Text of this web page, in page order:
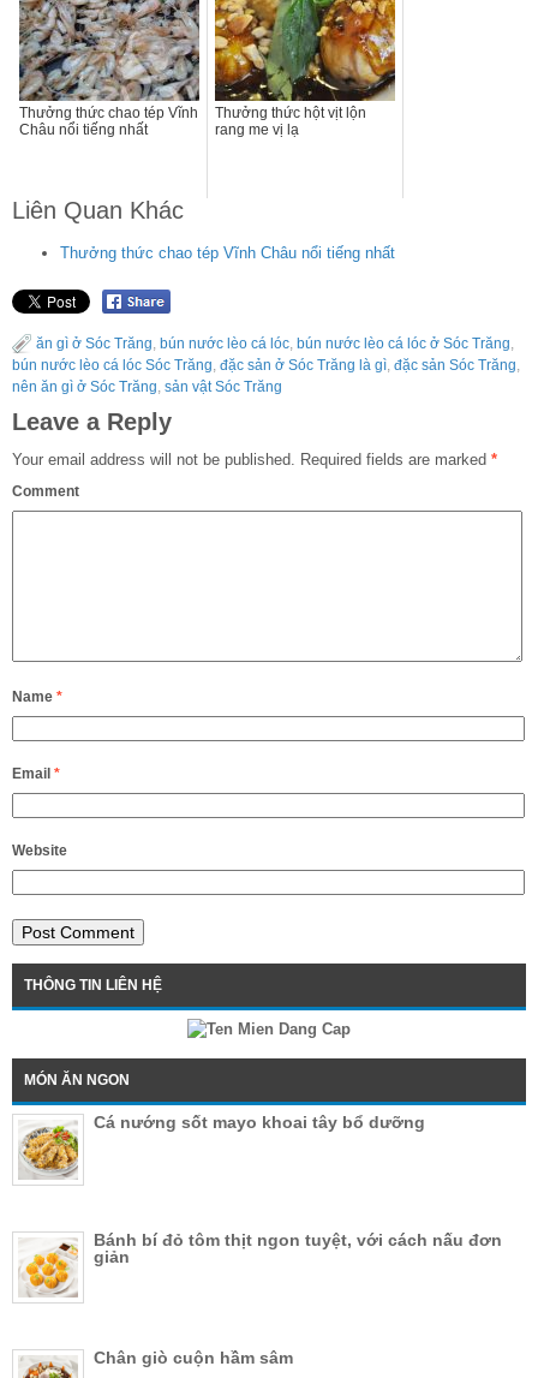
Thưởng thức chao tép Vĩnh
Châu nổi tiếng nhất
Thưởng thức hột vịt lộn
rang me vị lạ
Liên Quan Khác
Thưởng thức chao tép Vĩnh Châu nổi tiếng nhất
ăn gì ở Sóc Trăng, bún nước lèo cá lóc, bún nước lèo cá lóc ở Sóc Trăng,
bún nước lèo cá lóc Sóc Trăng, đặc sản ở Sóc Trăng là gì, đặc sản Sóc Trăng,
nên ăn gì ở Sóc Trăng, sản vật Sóc Trăng
Leave a Reply
Your email address will not be published. Required fields are marked *
Comment
Name *
Email *
Website
THÔNG TIN LIÊN HỆ
MÓN ĂN NGON
Cá nướng sốt mayo khoai tây bổ dưỡng
Bánh bí đỏ tôm thịt ngon tuyệt, với cách nấu đơn
giản
Chân giò cuộn hầm sâm